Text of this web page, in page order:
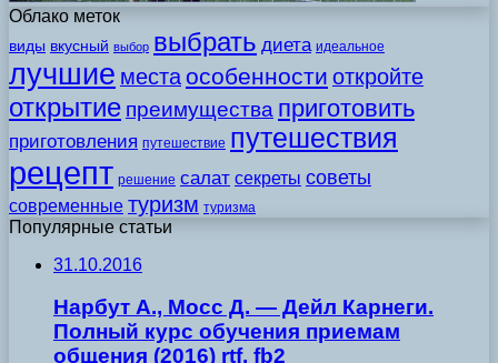
Облако меток
виды вкусный выбор выбрать диета идеальное
лучшие места особенности откройте
открытие преимущества приготовить
приготовления путешествие путешествия
рецепт решение салат секреты советы
современные туризм туризма
Популярные статьи
31.10.2016
Нарбут А., Мосс Д. — Дейл Карнеги.
Полный курс обучения приемам
общения (2016) rtf, fb2